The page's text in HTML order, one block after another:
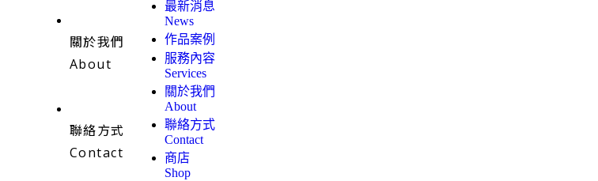
關於我們
About
聯絡方式
Contact
最新消息
News
作品案例
服務內容
Services
關於我們
About
聯絡方式
Contact
商店
Shop